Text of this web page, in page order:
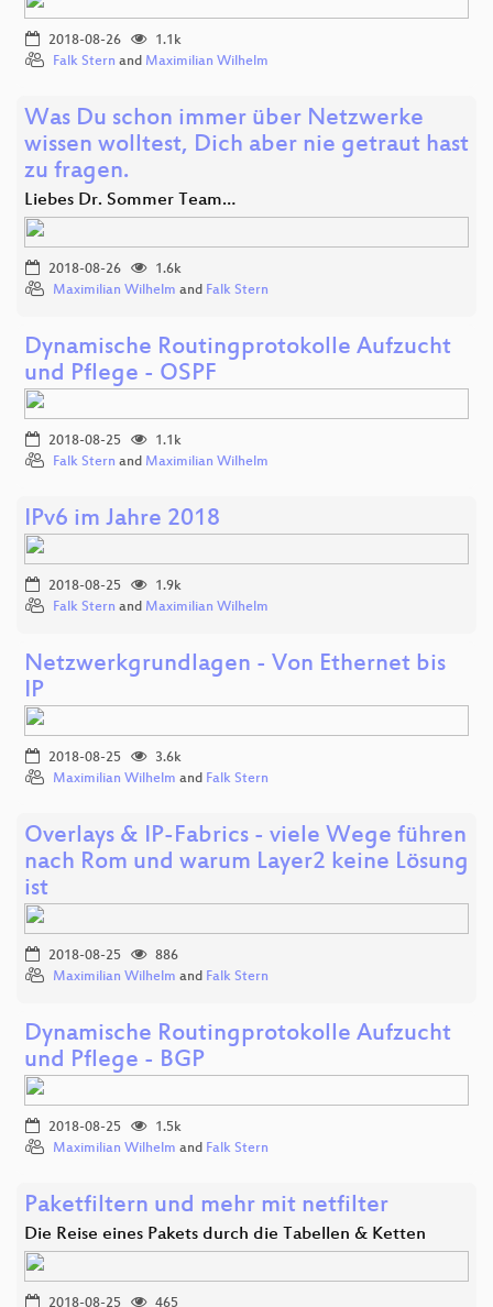
2018-08-26
1.1k
Falk Stern and Maximilian Wilhelm
Was Du schon immer über Netzwerke
wissen wolltest, Dich aber nie getraut hast
zu fragen.
Liebes Dr. Sommer Team…
2018-08-26
1.6k
Maximilian Wilhelm and Falk Stern
Dynamische Routingprotokolle Aufzucht
und Pflege - OSPF
2018-08-25
1.1k
Falk Stern and Maximilian Wilhelm
IPv6 im Jahre 2018
2018-08-25
1.9k
Falk Stern and Maximilian Wilhelm
Netzwerkgrundlagen - Von Ethernet bis
IP
2018-08-25
3.6k
Maximilian Wilhelm and Falk Stern
Overlays & IP-Fabrics - viele Wege führen
nach Rom und warum Layer2 keine Lösung
ist
2018-08-25
886
Maximilian Wilhelm and Falk Stern
Dynamische Routingprotokolle Aufzucht
und Pflege - BGP
2018-08-25
1.5k
Maximilian Wilhelm and Falk Stern
Paketfiltern und mehr mit netfilter
Die Reise eines Pakets durch die Tabellen & Ketten
2018-08-25 465